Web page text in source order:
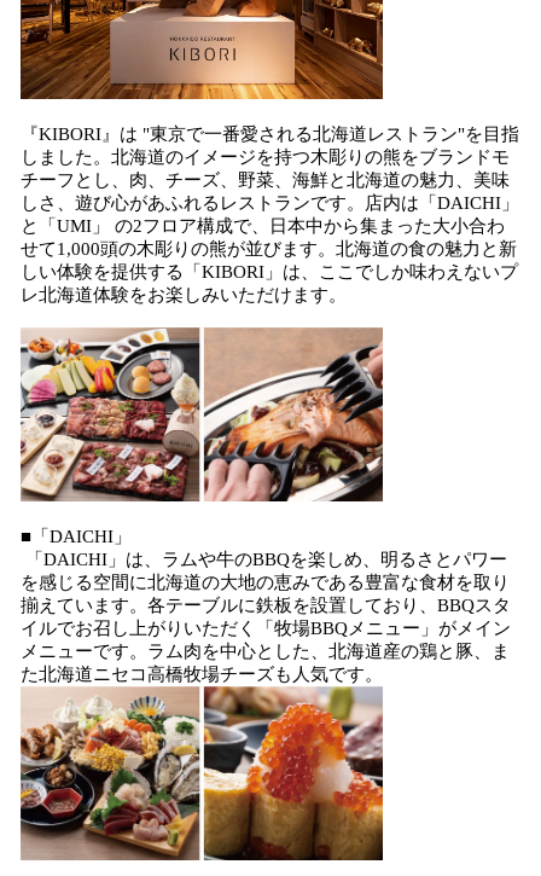
『KIBORI』は "東京で一番愛される北海道レストラン"を目指
しました。北海道のイメージを持つ木彫りの熊をブランドモ
チーフとし、肉、チーズ、野菜、海鮮と北海道の魅力、美味
しさ、遊び心があふれるレストランです。店内は「DAICHI」
と「UMI」 の2フロア構成で、日本中から集まった大小合わ
せて1,000頭の木彫りの熊が並びます。北海道の食の魅力と新
しい体験を提供する「KIBORI」は、ここでしか味わえないプ
レ北海道体験をお楽しみいただけます。
■「DAICHI」
「DAICHI」は、ラムや牛のBBQを楽しめ、明るさとパワー
を感じる空間に北海道の大地の恵みである豊富な食材を取り
揃えています。各テーブルに鉄板を設置しており、BBQスタ
イルでお召し上がりいただく「牧場BBQメニュー」がメイン
メニューです。ラム肉を中心とした、北海道産の鶏と豚、ま
た北海道ニセコ高橋牧場チーズも人気です。